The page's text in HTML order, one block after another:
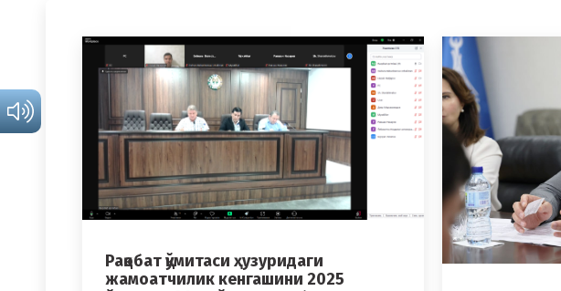
Рақобат қўмитаси ҳузуридаги
жамоатчилик кенгашини 2025